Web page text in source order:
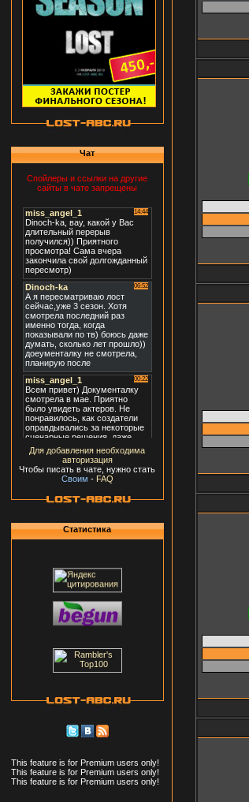
Чат
Спойлеры и ссылки на другие
сайты в чате запрещены
Для добавления необходима
авторизация
Чтобы писать в чате, нужно стать
Своим - FAQ
Статистика
This feature is for Premium users only!
This feature is for Premium users only!
This feature is for Premium users only!